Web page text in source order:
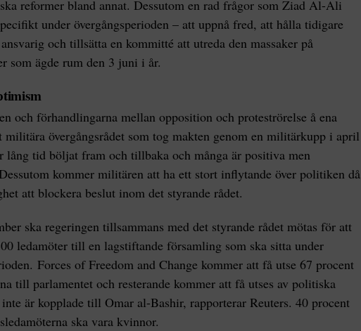
reformer bland annat. Dessutom en rad frågor som Ziad Al-Ali
under övergångsperioden – att uppnå fred, att hålla tidigare
och tillsätta en kommitté att utreda den massaker på
som ägde rum den 3 juni i år.
och förhandlingarna mellan opposition och proteströrelse å ena
militära övergångsrådet som tog makten genom en militärkupp i april
lång tid böljat fram och tillbaka och många är positiva men
kommer militären att ha ett stort inflytande över politiken då
att blockera beslut inom det styrande rådet.
ska regeringen tillsammans med det styrande rådet mötas för att
ledamöter till en lagstiftande församling som ska sitta under
Forces of Freedom and Change kommer att få utse 67 procent
till parlamentet och resterande kommer att få utses av politiska
är kopplade till Omar al-Bashir, rapporterar Reuters. 40 procent
ska vara kvinnor.